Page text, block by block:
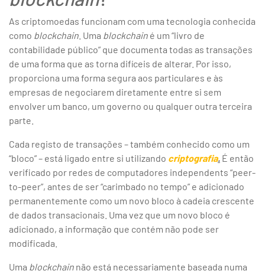
As criptomoedas funcionam com uma tecnologia conhecida
como blockchain . Uma blockchain é um “livro de
contabilidade público” que documenta todas as transações
de uma forma que as torna difíceis de alterar. Por isso,
proporciona uma forma segura aos particulares e às
empresas de negociarem diretamente entre si sem
envolver um banco, um governo ou qualquer outra terceira
parte.
Cada registo de transações – também conhecido como um
“bloco” – está ligado entre si utilizando criptografia. É então
verificado por redes de computadores independents “peer-
to-peer”, antes de ser “carimbado no tempo” e adicionado
permanentemente como um novo bloco à cadeia crescente
de dados transacionais. Uma vez que um novo bloco é
adicionado, a informação que contém não pode ser
modificada.
Uma blockchain não está necessariamente baseada numa